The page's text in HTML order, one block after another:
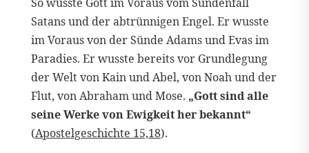
Satans und der abtrünnigen Engel. Er wusste
im Voraus von der Sünde Adams und Evas im
Paradies. Er wusste bereits vor Grundlegung
der Welt von Kain und Abel, von Noah und der
Flut, von Abraham und Mose. „Gott sind alle
seine Werke von Ewigkeit her bekannt“
(Apostelgeschichte 15,18).